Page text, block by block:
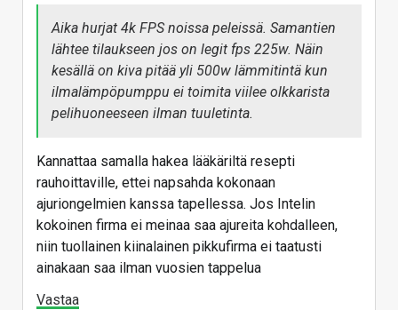
Aika hurjat 4k FPS noissa peleissä. Samantien
lähtee tilaukseen jos on legit fps 225w. Näin
kesällä on kiva pitää yli 500w lämmitintä kun
ilmalämpöpumppu ei toimita viilee olkkarista
pelihuoneeseen ilman tuuletinta.
Kannattaa samalla hakea lääkäriltä resepti
rauhoittaville, ettei napsahda kokonaan
ajuriongelmien kanssa tapellessa. Jos Intelin
kokoinen firma ei meinaa saa ajureita kohdalleen,
niin tuollainen kiinalainen pikkufirma ei taatusti
ainakaan saa ilman vuosien tappelua
Vastaa